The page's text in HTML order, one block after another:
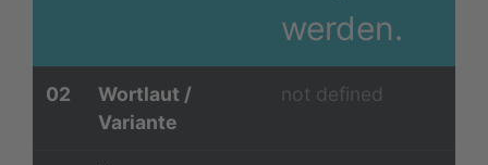
werden.
02
Wortlaut /
Variante
not defined